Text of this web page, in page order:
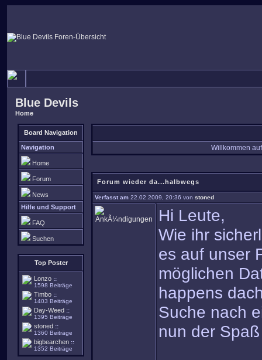
Blue Devils
Home
Board Navigation
Navigation
Home
Forum
News
Hilfe und Support
FAQ
Suchen
Top Poster
Lonzo ::
1598 Beiträge
Timbo ::
1403 Beiträge
Day-Weed ::
1395 Beiträge
stoned ::
1360 Beiträge
bigbearchen ::
1352 Beiträge
Willkommen
Forum wieder da...halbwegs
Verfasst am 22.02.2009, 20:36 von stoned
Hi Leute,
Wie ihr
es auf unser
möglichen
happens
Suche nach
nun der